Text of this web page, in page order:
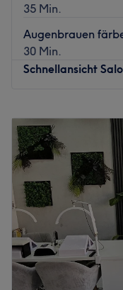
35 Min.
Augenbrauen
30 Min.
Schnellansicht
Dienstag
Mittwoch
Donnerstag
Freitag
Samstag
Sonntag
Träumst du von
perfekt geformten
neues Studio in